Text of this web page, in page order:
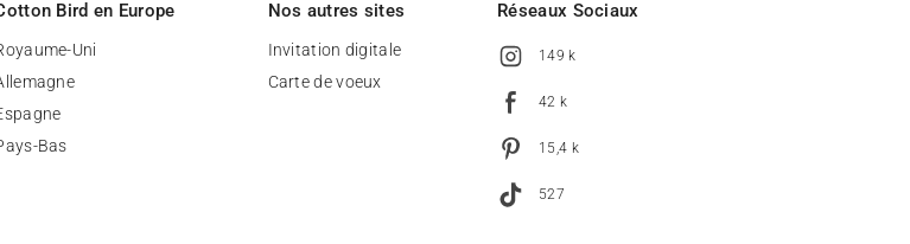
Bird en Europe
Uni
Bas
Nos autres sites
Invitation digitale
Carte de voeux
Réseaux Sociaux
149 k
42 k
15,4 k
527